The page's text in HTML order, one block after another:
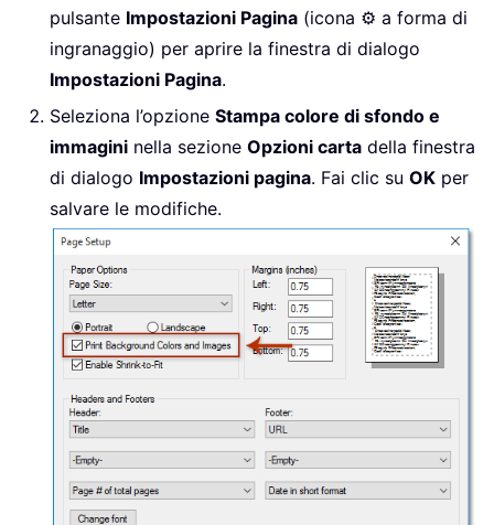
pulsante Impostazioni Pagina (icona ⚙️ a forma di
ingranaggio) per aprire la finestra di dialogo
Impostazioni Pagina.
Seleziona l’opzione Stampa colore di sfondo e
immagini nella sezione Opzioni carta della finestra
di dialogo Impostazioni pagina. Fai clic su OK per
salvare le modifiche.